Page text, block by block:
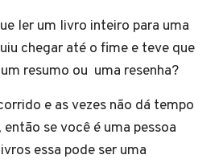
ler um livro inteiro para uma
chegar até o fime e teve que
resumo ou uma resenha?
e as vezes não dá tempo
se você é uma pessoa
essa pode ser uma